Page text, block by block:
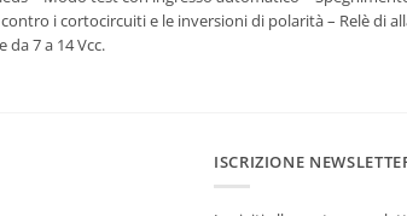
i cortocircuiti e le inversioni di polarità – Relè di
7 a 14 Vcc.
ISCRIZIONE